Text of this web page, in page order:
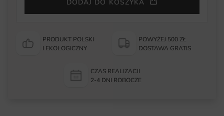
DODAJ DO KOSZYKA
PRODUKT POLSKI
I EKOLOGICZNY
POWYŻEJ 500 ZŁ
DOSTAWA GRATIS
CZAS REALIZACJI
2-4 DNI ROBOCZE